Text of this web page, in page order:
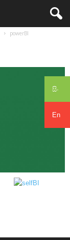
සිං
En
powerBI